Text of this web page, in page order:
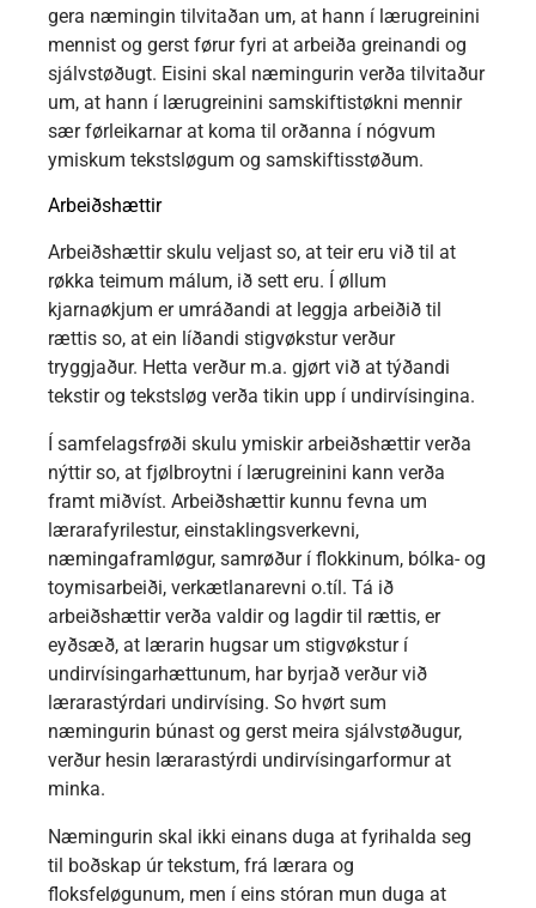
gera næmingin tilvitaðan um, at hann í lærugreinini
mennist og gerst førur fyri at arbeiða greinandi og
sjálvstøðugt. Eisini skal næmingurin verða tilvitaður
um, at hann í lærugreinini samskiftistøkni mennir
sær førleikarnar at koma til orðanna í nógvum
ymiskum tekstsløgum og samskiftisstøðum.
Arbeiðshættir
Arbeiðshættir skulu veljast so, at teir eru við til at
røkka teimum málum, ið sett eru. Í øllum
kjarnaøkjum er umráðandi at leggja arbeiðið til
rættis so, at ein líðandi stigvøkstur verður
tryggjaður. Hetta verður m.a. gjørt við at týðandi
tekstir og tekstsløg verða tikin upp í undirvísingina.
Í samfelagsfrøði skulu ymiskir arbeiðshættir verða
nýttir so, at fjølbroytni í lærugreinini kann verða
framt miðvíst. Arbeiðshættir kunnu fevna um
lærarafyrilestur, einstaklingsverkevni,
næmingaframløgur, samrøður í flokkinum, bólka- og
toymisarbeiði, verkætlanarevni o.tíl. Tá ið
arbeiðshættir verða valdir og lagdir til rættis, er
eyðsæð, at lærarin hugsar um stigvøkstur í
undirvísingarhættunum, har byrjað verður við
lærarastýrdari undirvísing. So hvørt sum
næmingurin búnast og gerst meira sjálvstøðugur,
verður hesin lærarastýrdi undirvísingarformur at
minka.
Næmingurin skal ikki einans duga at fyrihalda seg
til boðskap úr tekstum, frá lærara og
floksfeløgunum, men í eins stóran mun duga at